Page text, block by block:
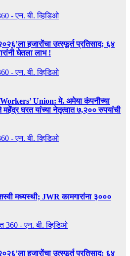
- एन. बी. व्हिडिओ
हजारोंचा उत्स्फूर्त प्रतिसाद; ६४
घेतला लाभ !
- एन. बी. व्हिडिओ
Union: मे. अमेया कंपनीच्या
महेंद्र घरत यांच्या नेतृत्वात ७,२०० रुपयांची
- एन. बी. व्हिडिओ
मध्यस्थी; JWR कामगारांना ३०००
360 - एन. बी. व्हिडिओ
हजारोंचा उत्स्फूर्त प्रतिसाद; ६४